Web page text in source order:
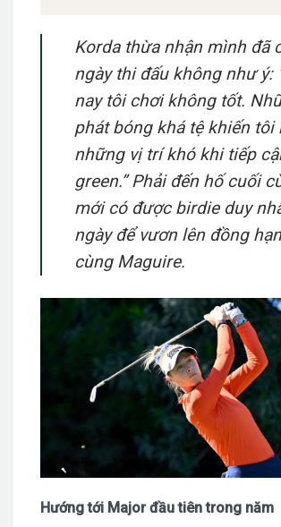
Korda thừa nhận mình đã
ngày thi đấu không như ý:
nay tôi chơi không tốt.
phát bóng khá tệ khiến tôi
những vị trí khó khi tiếp
green.”Phải đến hố cuối
mới có được birdie duy
ngày để vươn lên đồng
cùng Maguire.
Hướng tới Major đầu tiên trong năm